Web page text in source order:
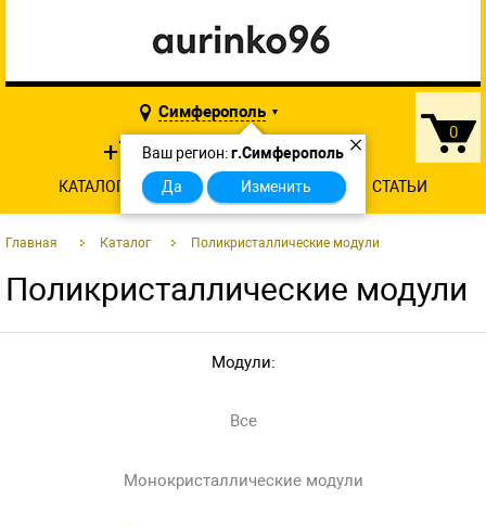
0
Симферополь ▼
×
Ваш регион:г.Симферополь
Да
Изменить
+7 902 874-29-46
КАТАЛОГ О КОМПАНИИ КОНТАКТЫ СТАТЬИ
Главная Каталог Поликристаллические модули
Поликристаллические модули
Модули:
Все
Монокристаллические модули